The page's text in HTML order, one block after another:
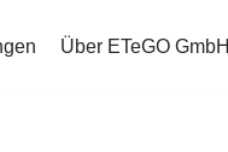
Über ETeGO GmbH